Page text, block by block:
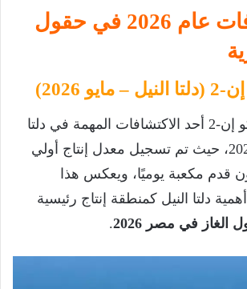
ثانياً: اكتشافات عام 2026 في حقول
2026)
يمثل كشف نيدوكو إن-2 أحد الاكتشافات المهمة في دلتا
النيل خلال عام 2026، حيث تم تسجيل معدل إنتاج أولي
50 مليون قدم مكعبة يوميًا، ويعكس هذا
دلتا النيل كمنطقة إنتاج رئيسية
الغاز في مصر 2026 .